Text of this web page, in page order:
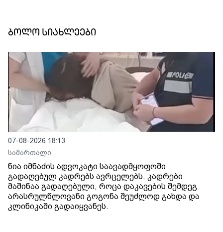
ბოლო სიახლეები
07-08-2026 18:13
სამართალი
ნია იმნაძის ადვოკატი საავადმყოფოში
გადაღებულ კადრებს ავრცელებს. კადრები
მაშინაა გადაღებული, როცა დაკავების შემდეგ
არასრულწლოვანი გოგონა შეუძლოდ გახდა და
კლინიკაში გადაიყვანეს.